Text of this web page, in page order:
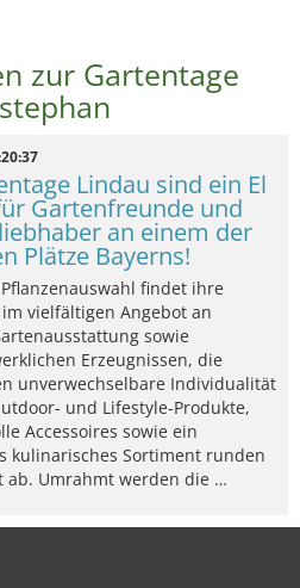
zur Gartentage
Lindau sind ein El
Gartenfreunde und
an einem der
Plätze Bayerns!
findet ihre
vielfältigen Angebot an
sowie
Erzeugnissen, die
unverwechselbare Individualität
und Lifestyle-Produkte,
Accessoires sowie ein
kulinarisches Sortiment runden
ab. Umrahmt werden die …